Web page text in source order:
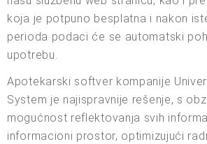
koja je potpuno besplatna i nakon
perioda podaci će se automatski
upotrebu.
Apotekarski softver kompanije
System je najispravnije rešenje, s
mogućnost reflektovanja svih
informacioni prostor, optimizujući